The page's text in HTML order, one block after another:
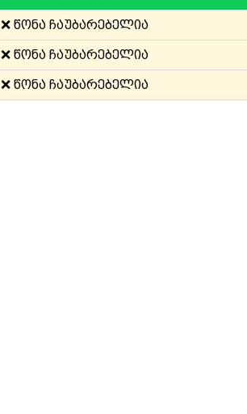
❌ წონა ჩაუბარებელია
❌ წონა ჩაუბარებელია
❌ წონა ჩაუბარებელია